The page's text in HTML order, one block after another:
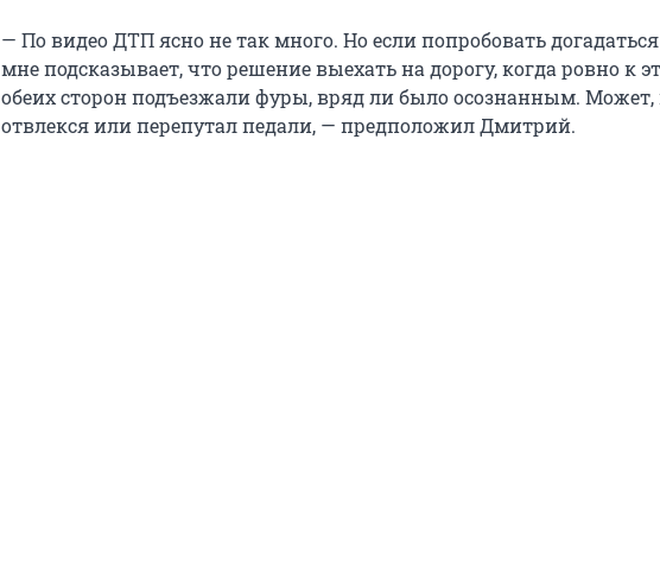
— По видео ДТП ясно не так много. Но если попробовать
мне подсказывает, что решение выехать на дорогу, когда ровно к
обеих сторон подъезжали фуры, вряд ли было осознанным. Может,
отвлекся или перепутал педали, — предположил Дмитрий.